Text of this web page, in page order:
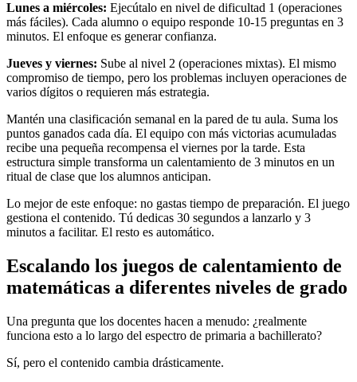
Lunes a miércoles: Ejecútalo en nivel de dificultad 1 (operaciones
más fáciles). Cada alumno o equipo responde 10-15 preguntas en 3
minutos. El enfoque es generar confianza.
Jueves y viernes: Sube al nivel 2 (operaciones mixtas). El mismo
compromiso de tiempo, pero los problemas incluyen operaciones de
varios dígitos o requieren más estrategia.
Mantén una clasificación semanal en la pared de tu aula. Suma los
puntos ganados cada día. El equipo con más victorias acumuladas
recibe una pequeña recompensa el viernes por la tarde. Esta
estructura simple transforma un calentamiento de 3 minutos en un
ritual de clase que los alumnos anticipan.
Lo mejor de este enfoque: no gastas tiempo de preparación. El juego
gestiona el contenido. Tú dedicas 30 segundos a lanzarlo y 3
minutos a facilitar. El resto es automático.
Escalando los juegos de calentamiento de
matemáticas a diferentes niveles de grado
Una pregunta que los docentes hacen a menudo: ¿realmente
funciona esto a lo largo del espectro de primaria a bachillerato?
Sí, pero el contenido cambia drásticamente.